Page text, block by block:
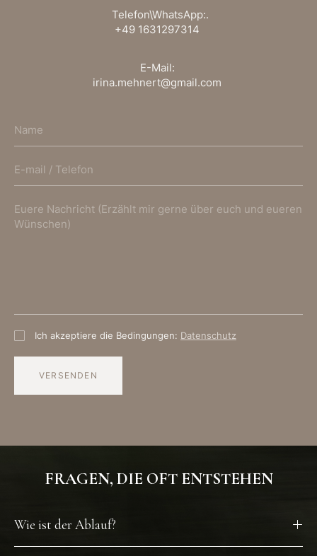
Telefon\WhatsApp:.
+49 1631297314
E-Mail:
irina.mehnert@gmail.com
Ich akzeptiere die Bedingungen: Datenschutz
VERSENDEN
FRAGEN, DIE OFT ENTSTEHEN
Wie ist der Ablauf?